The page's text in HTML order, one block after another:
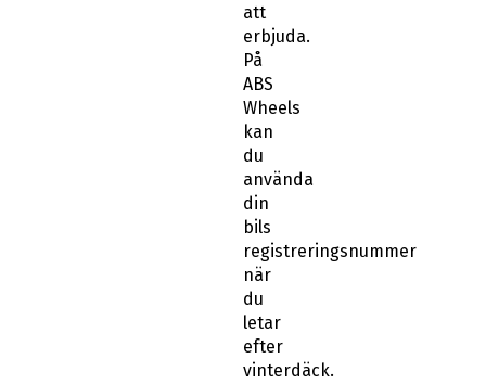
att
erbjuda.
På
ABS
Wheels
kan
du
använda
din
bils
registreringsnummer
när
du
letar
efter
vinterdäck.